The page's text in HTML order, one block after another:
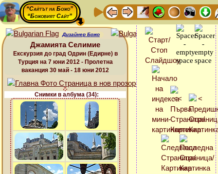
“Сайтът на Божо”
“Божовият Сайт”
Дизайнер Божо
Джамията Селимие
Екскурзия до град Одрин (Едирне) в
Турция на 7 юни 2012 - Пролетна
ваканция 30 май - 18 юни 2012
Снимки в албума (34):